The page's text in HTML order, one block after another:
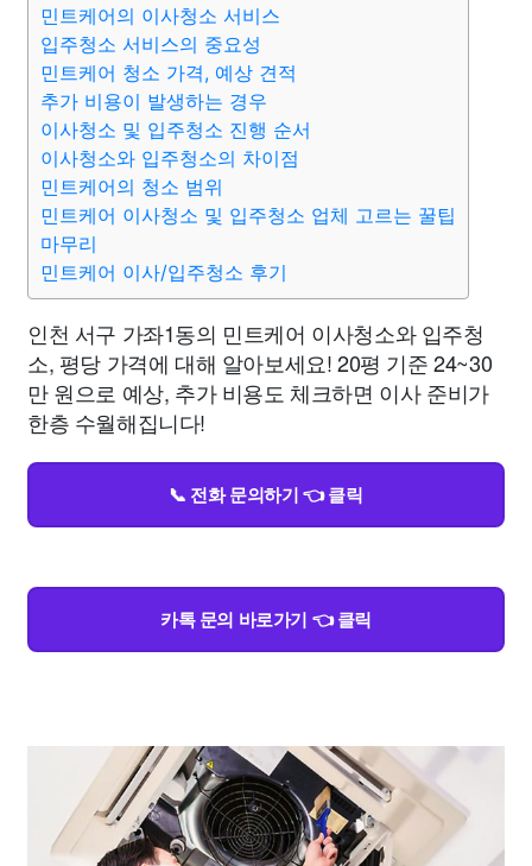
민트케어의 이사청소 서비스
입주청소 서비스의 중요성
민트케어 청소 가격, 예상 견적
추가 비용이 발생하는 경우
이사청소 및 입주청소 진행 순서
이사청소와 입주청소의 차이점
민트케어의 청소 범위
민트케어 이사청소 및 입주청소 업체 고르는 꿀팁
마무리
민트케어 이사/입주청소 후기
인천 서구 가좌1동의 민트케어 이사청소와 입주청
소, 평당 가격에 대해 알아보세요! 20평 기준 24~30
만 원으로 예상, 추가 비용도 체크하면 이사 준비가
한층 수월해집니다!
📞 전화 문의하기 👈 클릭
카톡 문의 바로가기 👈 클릭